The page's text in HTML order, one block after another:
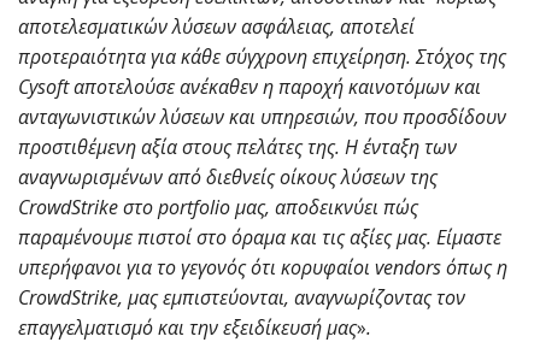
αποτελεσματικών λύσεων ασφάλειας, αποτελεί
προτεραιότητα για κάθε σύγχρονη επιχείρηση. Στόχος της
Cysoft αποτελούσε ανέκαθεν η παροχή καινοτόμων και
ανταγωνιστικών λύσεων και υπηρεσιών, που προσδίδουν
προστιθέμενη αξία στους πελάτες της. Η ένταξη των
αναγνωρισμένων από διεθνείς οίκους λύσεων της
CrowdStrike στο portfolio μας, αποδεικνύει πώς
παραμένουμε πιστοί στο όραμα και τις αξίες μας. Είμαστε
υπερήφανοι για το γεγονός ότι κορυφαίοι vendors όπως η
CrowdStrike, μας εμπιστεύονται, αναγνωρίζοντας τον
επαγγελματισμό και την εξειδίκευσή μας».